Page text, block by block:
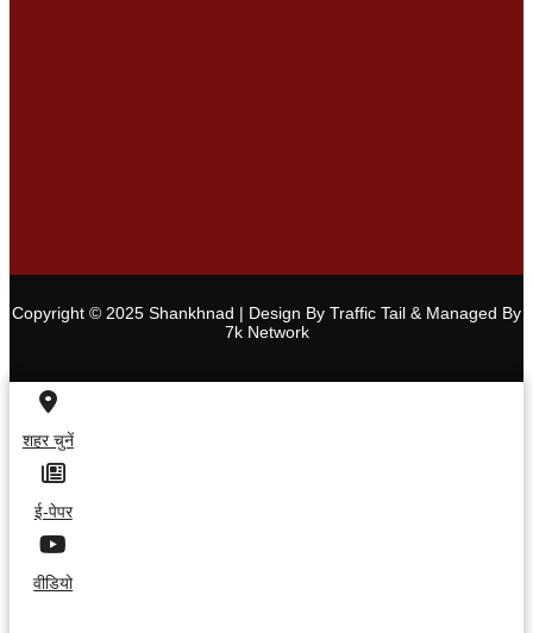
Copyright © 2025 Shankhnad | Design By Traffic Tail & Managed By
7k Network
शहर चुनें
ई-पेपर
वीडियो